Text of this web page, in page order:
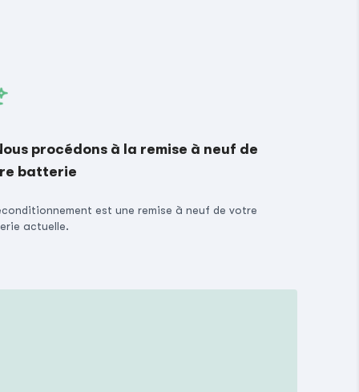
procédons à la remise à neuf de
batterie
est une remise à neuf de votre
actuelle.